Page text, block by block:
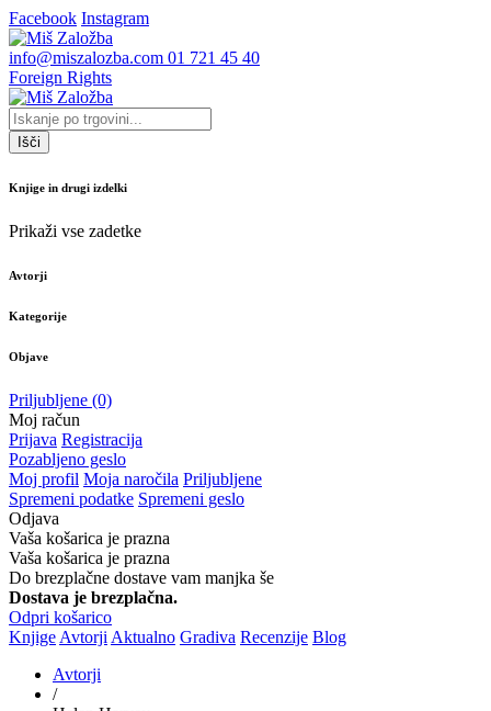
Facebook Instagram
info@miszalozba.com 01 721 45 40
Foreign Rights
Išči
Knjige in drugi izdelki
Prikaži vse zadetke
Avtorji
Kategorije
Objave
Priljubljene (0)
Moj račun
Prijava Registracija
Pozabljeno geslo
Moj profil Moja naročila Priljubljene
Spremeni podatke Spremeni geslo
Odjava
Vaša košarica je prazna
Vaša košarica je prazna
Do brezplačne dostave vam manjka še
Dostava je brezplačna.
Odpri košarico
Knjige Avtorji Aktualno Gradiva Recenzije Blog
Avtorji
/